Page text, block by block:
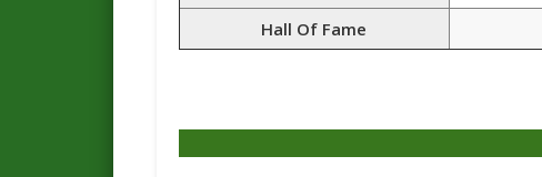
Hall Of Fame